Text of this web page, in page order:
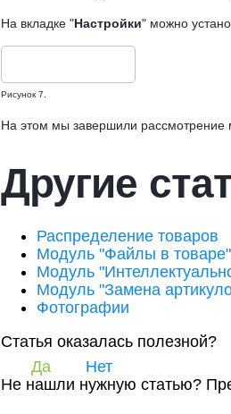
На вкладке "Настройки" можно
Рисунок 7.
На этом мы завершили рассмотрение
Другие
Распределение товаров
Модуль "Файлы в товаре"
Модуль
Модуль "Замена
Фотографии
Статья оказалась полезной?
Да
Нет
Не нашли нужную статью?